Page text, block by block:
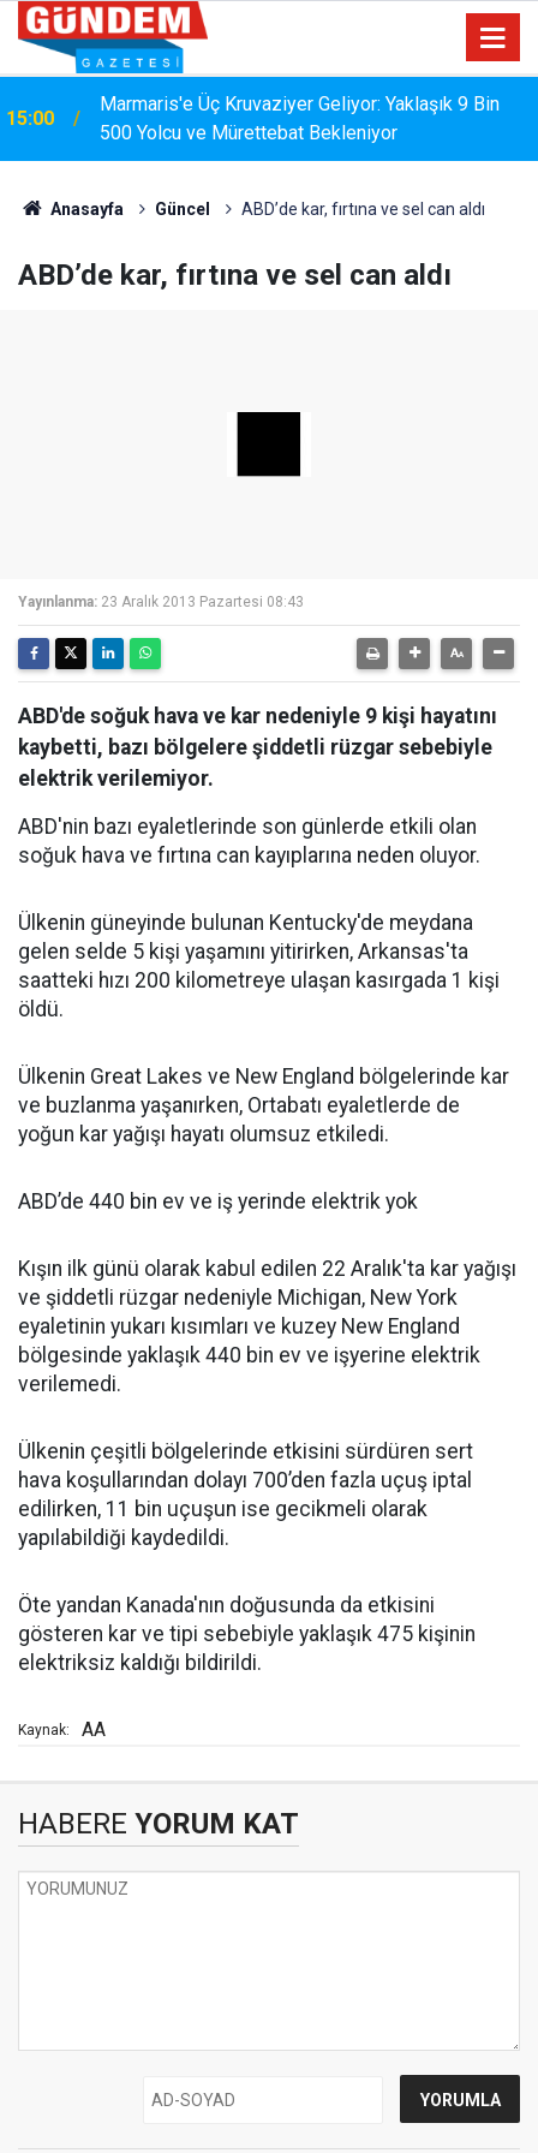
15:00
Marmaris'e Üç Kruvaziyer Geliyor: Yaklaşık 9 Bin
500 Yolcu ve Mürettebat Bekleniyor
Anasayfa Güncel ABD’de kar, fırtına ve sel can aldı
ABD’de kar, fırtına ve sel can aldı
Yayınlanma: 23 Aralık 2013 Pazartesi 08:43
ABD'de soğuk hava ve kar nedeniyle 9 kişi hayatını
kaybetti, bazı bölgelere şiddetli rüzgar sebebiyle
elektrik verilemiyor.
ABD'nin bazı eyaletlerinde son günlerde etkili olan
soğuk hava ve fırtına can kayıplarına neden oluyor.
Ülkenin güneyinde bulunan Kentucky'de meydana
gelen selde 5 kişi yaşamını yitirirken, Arkansas'ta
saatteki hızı 200 kilometreye ulaşan kasırgada 1 kişi
öldü.
Ülkenin Great Lakes ve New England bölgelerinde kar
ve buzlanma yaşanırken, Ortabatı eyaletlerde de
yoğun kar yağışı hayatı olumsuz etkiledi.
ABD’de 440 bin ev ve iş yerinde elektrik yok
Kışın ilk günü olarak kabul edilen 22 Aralık'ta kar yağışı
ve şiddetli rüzgar nedeniyle Michigan, New York
eyaletinin yukarı kısımları ve kuzey New England
bölgesinde yaklaşık 440 bin ev ve işyerine elektrik
verilemedi.
Ülkenin çeşitli bölgelerinde etkisini sürdüren sert
hava koşullarından dolayı 700’den fazla uçuş iptal
edilirken, 11 bin uçuşun ise gecikmeli olarak
yapılabildiği kaydedildi.
Öte yandan Kanada'nın doğusunda da etkisini
gösteren kar ve tipi sebebiyle yaklaşık 475 kişinin
elektriksiz kaldığı bildirildi.
Kaynak: AA
HABERE YORUM KAT